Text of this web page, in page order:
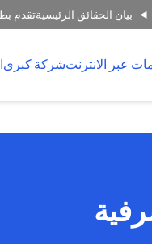
بيان الحقائق الرئيسيةتقدم
عبر الانترنتشركة كبرى